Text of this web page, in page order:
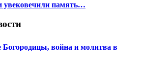
память…
Богородицы, война и молитва в